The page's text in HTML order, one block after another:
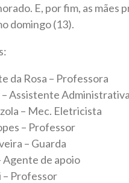
E, por fim, as
domingo (13).
da Rosa – Professora
Assistente Administrativa
– Mec. Eletricista
– Professor
– Guarda
Agente de apoio
– Professor